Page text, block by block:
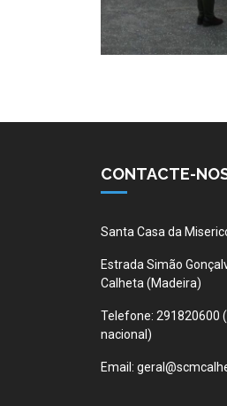
CONTACTE-
Santa Casa da
Estrada Simão
Calheta (Madeira)
Telefone: 291820600
nacional)
Email: